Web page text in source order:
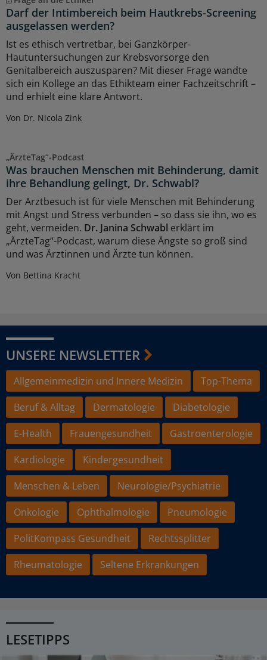
Darf der Intimbereich beim Hautkrebs-Screening
ausgelassen werden?
Ist es ethisch vertretbar, bei Ganzkörper-
Hautuntersuchungen zur Krebsvorsorge den
Genitalbereich auszusparen? Mit dieser Frage wandte
sich ein Kollege an das Ethikteam einer Fachzeitschrift –
und erhielt eine klare Antwort.
Von Dr. Nicola Zink
„ÄrzteTag“-Podcast
Was brauchen Menschen mit Behinderung, damit
ihre Behandlung gelingt, Dr. Schwabl?
Der Arztbesuch ist für viele Menschen mit Behinderung
mit Angst und Stress verbunden – so dass sie ihn, wo es
geht, vermeiden. Dr. Janina Schwabl erklärt im
„ÄrzteTag“-Podcast, warum diese Ängste so groß sind
und was Ärztinnen und Ärzte tun können.
Von Bettina Kracht
UNSERE NEWSLETTER
Allgemeinmedizin und Innere Medizin
Top-Thema
Beruf & Alltag
Dermatologie
Diabetologie
E-Health
Frauengesundheit
Gastroenterologie
Kardiologie
Kindergesundheit
Menschen & Leben
Neurologie/Psychiatrie
Onkologie
Ophthalmologie
Pneumologie
PolitKompass Gesundheit
Rechtssplitter
Rheumatologie
Seltene Erkrankungen
LESETIPPS